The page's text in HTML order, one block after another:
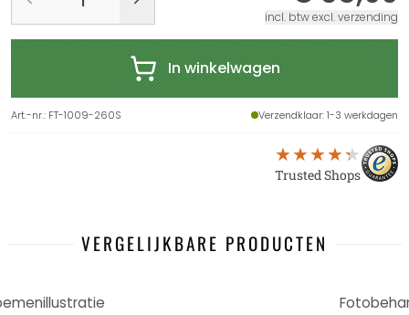
incl. btw excl. verzending
In winkelwagen
Art.-nr.: FT-1009-260S Verzendklaar: 1-3 werkdagen
Trusted Shops
VERGELIJKBARE PRODUCTEN